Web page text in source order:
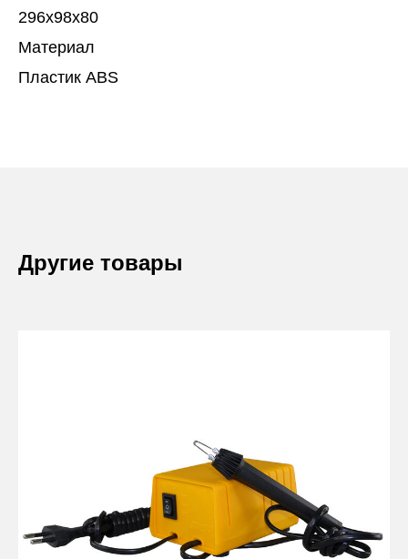
296х98х80
Материал
Пластик ABS
Другие товары